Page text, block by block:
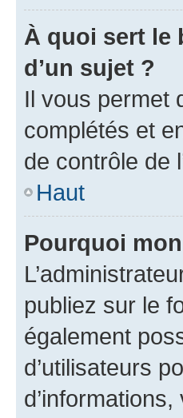
À quoi sert le
d’un sujet ?
Il vous permet
complétés et
de contrôle de
Haut
Pourquoi
publiez sur le
également
d’utilisateurs